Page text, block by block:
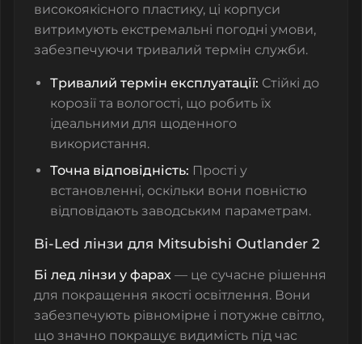
високоякісного пластику, ці корпуси
витримують екстремальні погодні умови,
забезпечуючи тривалий термін служби.
Тривалий термін експлуатації: Стійкі до
корозії та вологості, що робить їх
ідеальними для щоденного
використання.
Точна відповідність: Прості у
встановленні, оскільки вони повністю
відповідають заводським параметрам.
Bi-Led лінзи для Mitsubishi Outlander 2
Бі лед лінзи у фарах — це сучасне рішення
для покращення якості освітлення. Вони
забезпечують рівномірне і потужне світло,
що значно покращує видимість під час